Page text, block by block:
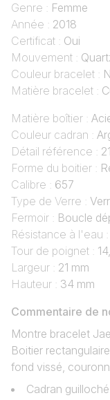
Genre : Femme
Année : 2018
Certificat : Oui
Mouvement :
Couleur bracelet :
Matière bracelet :
Matière boîtier :
Couleur cadran :
Détail référence :
Forme du boitier :
Calibre : 657
Type de Verre :
Fermoir : Boucle
Résistance à l'eau :
Tour de poignet :
Largeur : 21 mm
Hauteur : 34 mm
Commentaire de
Montre bracelet
Boitier
fond vissé,
Cadran